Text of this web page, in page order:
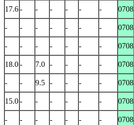
17.6- - - - - - 0708
- - - - - - - 0708
- - - - - - - 0708
18.0- 7.0 - - - - 0708
- - 9.5 - - - - 0708
15.0- - - - - - 0708
- - - - - - - 0708